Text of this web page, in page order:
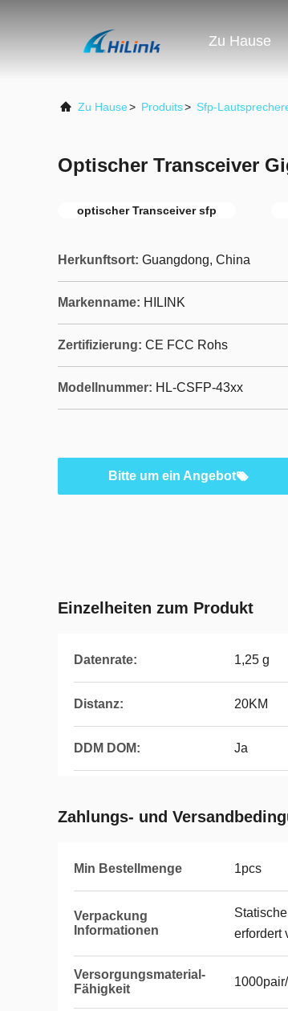
Zu Hause
Zu Hause> Produits> Sfp-
Optischer Transceiver
optischer Transceiver sfp
Herkunftsort: Guangdong, China
Markenname: HILINK
Zertifizierung: CE FCC Rohs
Modellnummer: HL-CSFP-43xx
Bitte um ein Angebot
Einzelheiten zum Produkt
Datenrate: 1,25 g
Distanz: 20KM
DDM DOM: Ja
Zahlungs- und
Min Bestellmenge 1pcs
Verpackung
Informationen
erfordert
Versorgungsmaterial-
Fähigkeit